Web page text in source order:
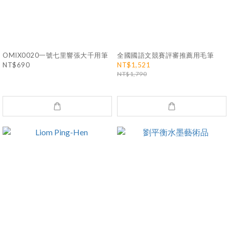
OMIX0020一號七里響張大千用筆
NT$690
全國國語文競賽評審推薦用毛筆
NT$1,521
NT$1,790